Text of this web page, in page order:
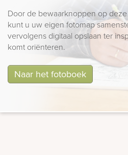
Door de bewaarknoppen op
kunt u uw eigen fotomap
vervolgens digitaal opslaan ter
komt oriënteren.
Naar het fotoboek